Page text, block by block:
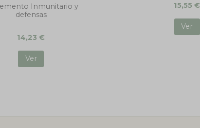
Inmunitario y
defensas
14,23€
Ver
15,55€
Ver